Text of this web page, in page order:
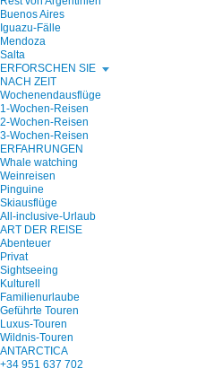
Buenos Aires
Iguazu-Fälle
Mendoza
Salta
ERFORSCHEN SIE
NACH ZEIT
Wochenendausflüge
1-Wochen-Reisen
2-Wochen-Reisen
3-Wochen-Reisen
ERFAHRUNGEN
Whale watching
Weinreisen
Pinguine
Skiausflüge
All-inclusive-Urlaub
ART DER REISE
Abenteuer
Privat
Sightseeing
Kulturell
Familienurlaube
Geführte Touren
Luxus-Touren
Wildnis-Touren
ANTARCTICA
+34 951 637 702